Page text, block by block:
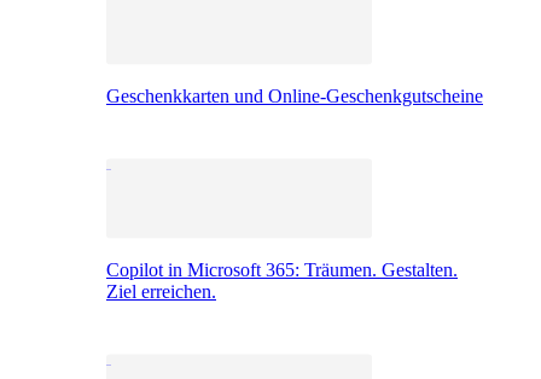
Geschenkkarten und Online-Geschenkgutscheine
Copilot in Microsoft 365: Träumen. Gestalten.
Ziel erreichen.